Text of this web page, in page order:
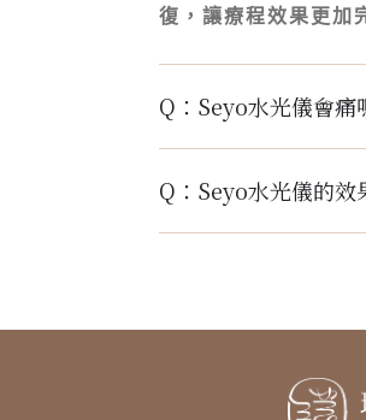
復，讓療程效果更加
Q：Seyo水光儀會痛
Q：Seyo水光儀的效